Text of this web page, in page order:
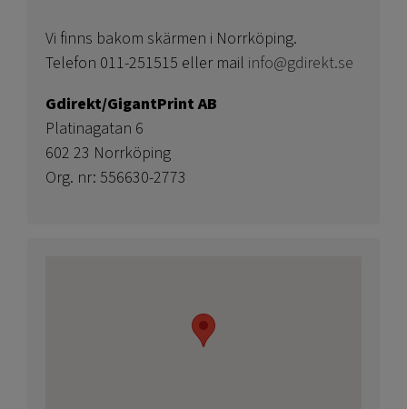
Vi finns bakom skärmen i Norrköping.
Telefon 011-251515 eller mail info@gdirekt.se
Gdirekt/GigantPrint AB
Platinagatan 6
602 23 Norrköping
Org. nr: 556630-2773